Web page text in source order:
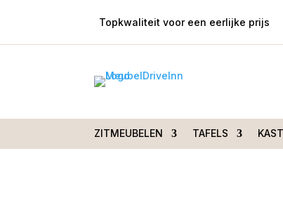
Topkwaliteit voor een eerlijke prijs
ZITMEUBELEN TAFELS